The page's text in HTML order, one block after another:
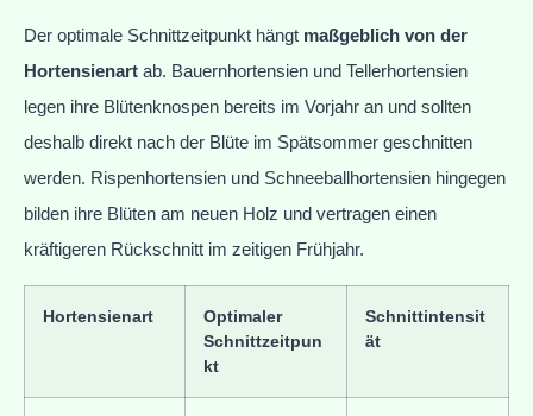
Der optimale Schnittzeitpunkt hängt maßgeblich von der
Hortensienart ab. Bauernhortensien und Tellerhortensien
legen ihre Blütenknospen bereits im Vorjahr an und sollten
deshalb direkt nach der Blüte im Spätsommer geschnitten
werden. Rispenhortensien und Schneeballhortensien hingegen
bilden ihre Blüten am neuen Holz und vertragen einen
kräftigeren Rückschnitt im zeitigen Frühjahr.
Hortensienart
Optimaler
Schnittzeitpun
kt
Schnittintensit
ät